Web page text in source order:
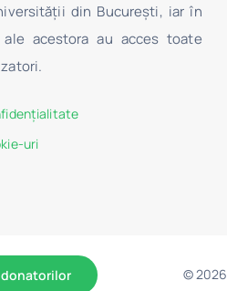
din București, iar în
acestora au acces toate
uri
© 2026